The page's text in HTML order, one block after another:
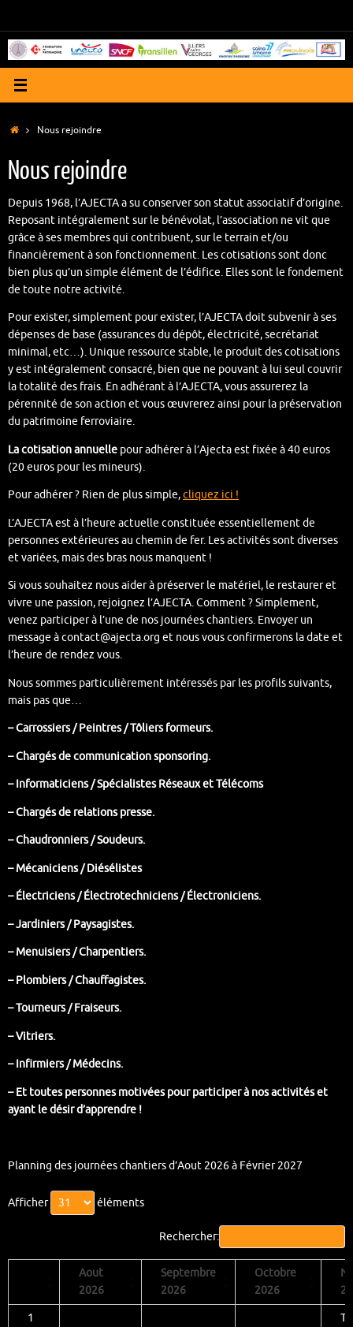
contenu
AccueilNous rejoindre
Nous rejoindre
Depuis 1968, l’AJECTA a su conserver son statut associatif d’origine.
Reposant intégralement sur le bénévolat, l’association ne vit que
grâce à ses membres qui contribuent, sur le terrain et/ou
financièrement à son fonctionnement. Les cotisations sont donc
bien plus qu’un simple élément de l’édifice. Elles sont le fondement
de toute notre activité.
Pour exister, simplement pour exister, l’AJECTA doit subvenir à ses
dépenses de base (assurances du dépôt, électricité, secrétariat
minimal, etc…). Unique ressource stable, le produit des cotisations
y est intégralement consacré, bien que ne pouvant à lui seul couvrir
la totalité des frais. En adhérant à l’AJECTA, vous assurerez la
pérennité de son action et vous œuvrerez ainsi pour la préservation
du patrimoine ferroviaire.
La cotisation annuelle pour adhérer à l’Ajecta est fixée à 40 euros
(20 euros pour les mineurs).
Pour adhérer ? Rien de plus simple,cliquez ici !
L’AJECTA est à l’heure actuelle constituée essentiellement de
personnes extérieures au chemin de fer. Les activités sont diverses
et variées, mais des bras nous manquent !
Si vous souhaitez nous aider à préserver le matériel, le restaurer et
vivre une passion, rejoignez l’AJECTA. Comment ? Simplement,
venez participer à l’une de nos journées chantiers. Envoyer un
message à contact@ajecta.org et nous vous confirmerons la date et
l’heure de rendez vous.
Nous sommes particulièrement intéressés par les profils suivants,
mais pas que…
– Carrossiers / Peintres / Tôliers formeurs.
– Chargés de communication sponsoring.
– Informaticiens / Spécialistes Réseaux et Télécoms
– Chargés de relations presse.
– Chaudronniers / Soudeurs.
–Mécaniciens /Diésélistes
– Électriciens / Électrotechniciens / Électroniciens.
– Jardiniers / Paysagistes.
– Menuisiers / Charpentiers.
– Plombiers / Chauffagistes.
– Tourneurs / Fraiseurs.
– Vitriers.
– Infirmiers / Médecins.
– Et toutes personnes motivées pour participer à nos activités et
ayant le désir d’apprendre !
Planning des journées chantiers d’Aout 2026 à Février 2027
Afficher éléments
Rechercher:
Aout
2026
Septembre
2026
Octobre
2026
1